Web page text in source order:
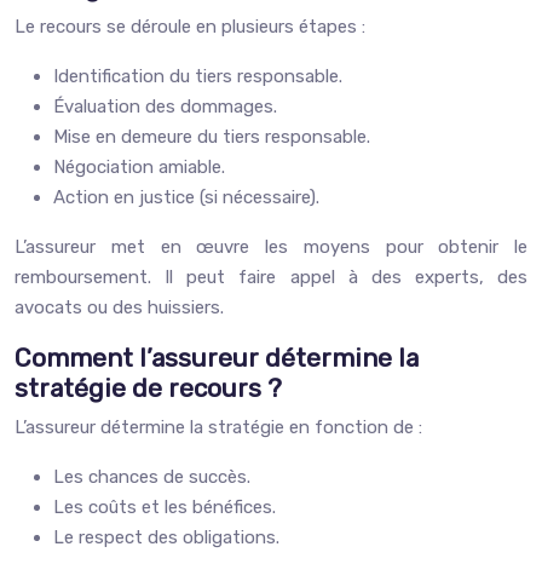
Le recours se déroule en plusieurs étapes :
Identification du tiers responsable.
Évaluation des dommages.
Mise en demeure du tiers responsable.
Négociation amiable.
Action en justice (si nécessaire).
L’assureur met en œuvre les moyens pour obtenir le
remboursement. Il peut faire appel à des experts, des
avocats ou des huissiers.
Comment l’assureur détermine la
stratégie de recours ?
L’assureur détermine la stratégie en fonction de :
Les chances de succès.
Les coûts et les bénéfices.
Le respect des obligations.